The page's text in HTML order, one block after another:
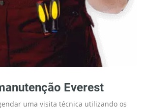
Everest
uma visita técnica utilizando os